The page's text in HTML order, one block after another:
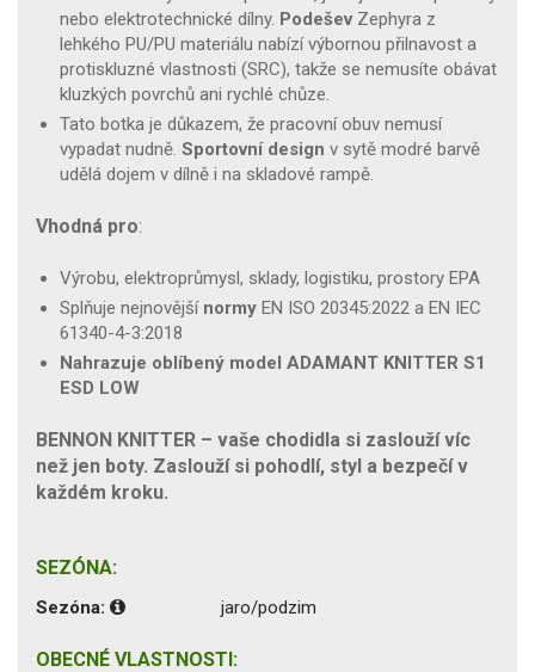
nebo elektrotechnické dílny. Podešev Zephyra z
lehkého PU/PU materiálu nabízí výbornou přilnavost a
protiskluzné vlastnosti (SRC), takže se nemusíte obávat
kluzkých povrchů ani rychlé chůze.
Tato botka je důkazem, že pracovní obuv nemusí
vypadat nudně. Sportovní design v sytě modré barvě
udělá dojem v dílně i na skladové rampě.
Vhodná pro:
Výrobu, elektroprůmysl, sklady, logistiku, prostory EPA
Splňuje nejnovější normy EN ISO 20345:2022 a EN IEC
61340-4-3:2018
Nahrazuje oblíbený model ADAMANT KNITTER S1
ESD LOW
BENNON KNITTER – vaše chodidla si zaslouží víc
než jen boty. Zaslouží si pohodlí, styl a bezpečí v
každém kroku.
SEZÓNA:
Sezóna: jaro/podzim
OBECNÉ VLASTNOSTI: